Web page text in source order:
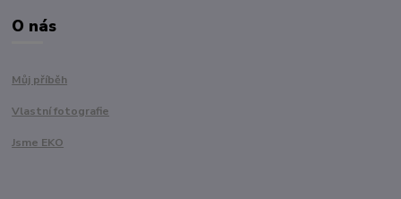
O nás
Můj příběh
Vlastní fotografie
Jsme EKO